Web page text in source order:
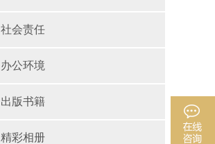
社会责任
办公环境
出版书籍
精彩相册